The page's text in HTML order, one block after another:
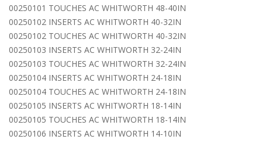
00250101 TOUCHES AC WHITWORTH 48-40IN
00250102 INSERTS AC WHITWORTH 40-32IN
00250102 TOUCHES AC WHITWORTH 40-32IN
00250103 INSERTS AC WHITWORTH 32-24IN
00250103 TOUCHES AC WHITWORTH 32-24IN
00250104 INSERTS AC WHITWORTH 24-18IN
00250104 TOUCHES AC WHITWORTH 24-18IN
00250105 INSERTS AC WHITWORTH 18-14IN
00250105 TOUCHES AC WHITWORTH 18-14IN
00250106 INSERTS AC WHITWORTH 14-10IN